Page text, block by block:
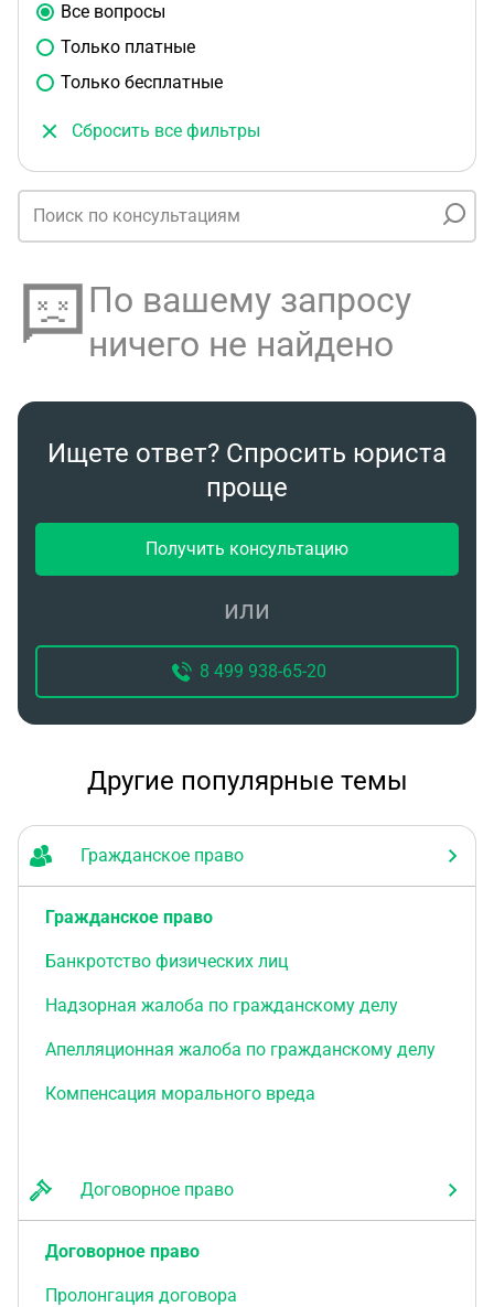
Все вопросы
Только платные
Только бесплатные
Сбросить все фильтры
По вашему запросу
ничего не найдено
Ищете ответ? Спросить юриста
проще
Получить консультацию
или
8 499 938-65-20
Другие популярные темы
Гражданское право
Гражданское право
Банкротство физических лиц
Надзорная жалоба по гражданскому делу
Апелляционная жалоба по гражданскому делу
Компенсация морального вреда
Договорное право
Договорное право
Пролонгация договора